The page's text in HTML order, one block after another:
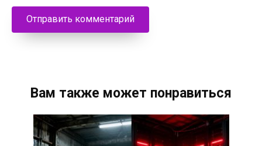
Вам также может понравиться